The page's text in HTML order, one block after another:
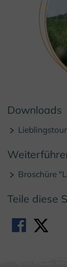
Downloads
Broschüre
Teile diese